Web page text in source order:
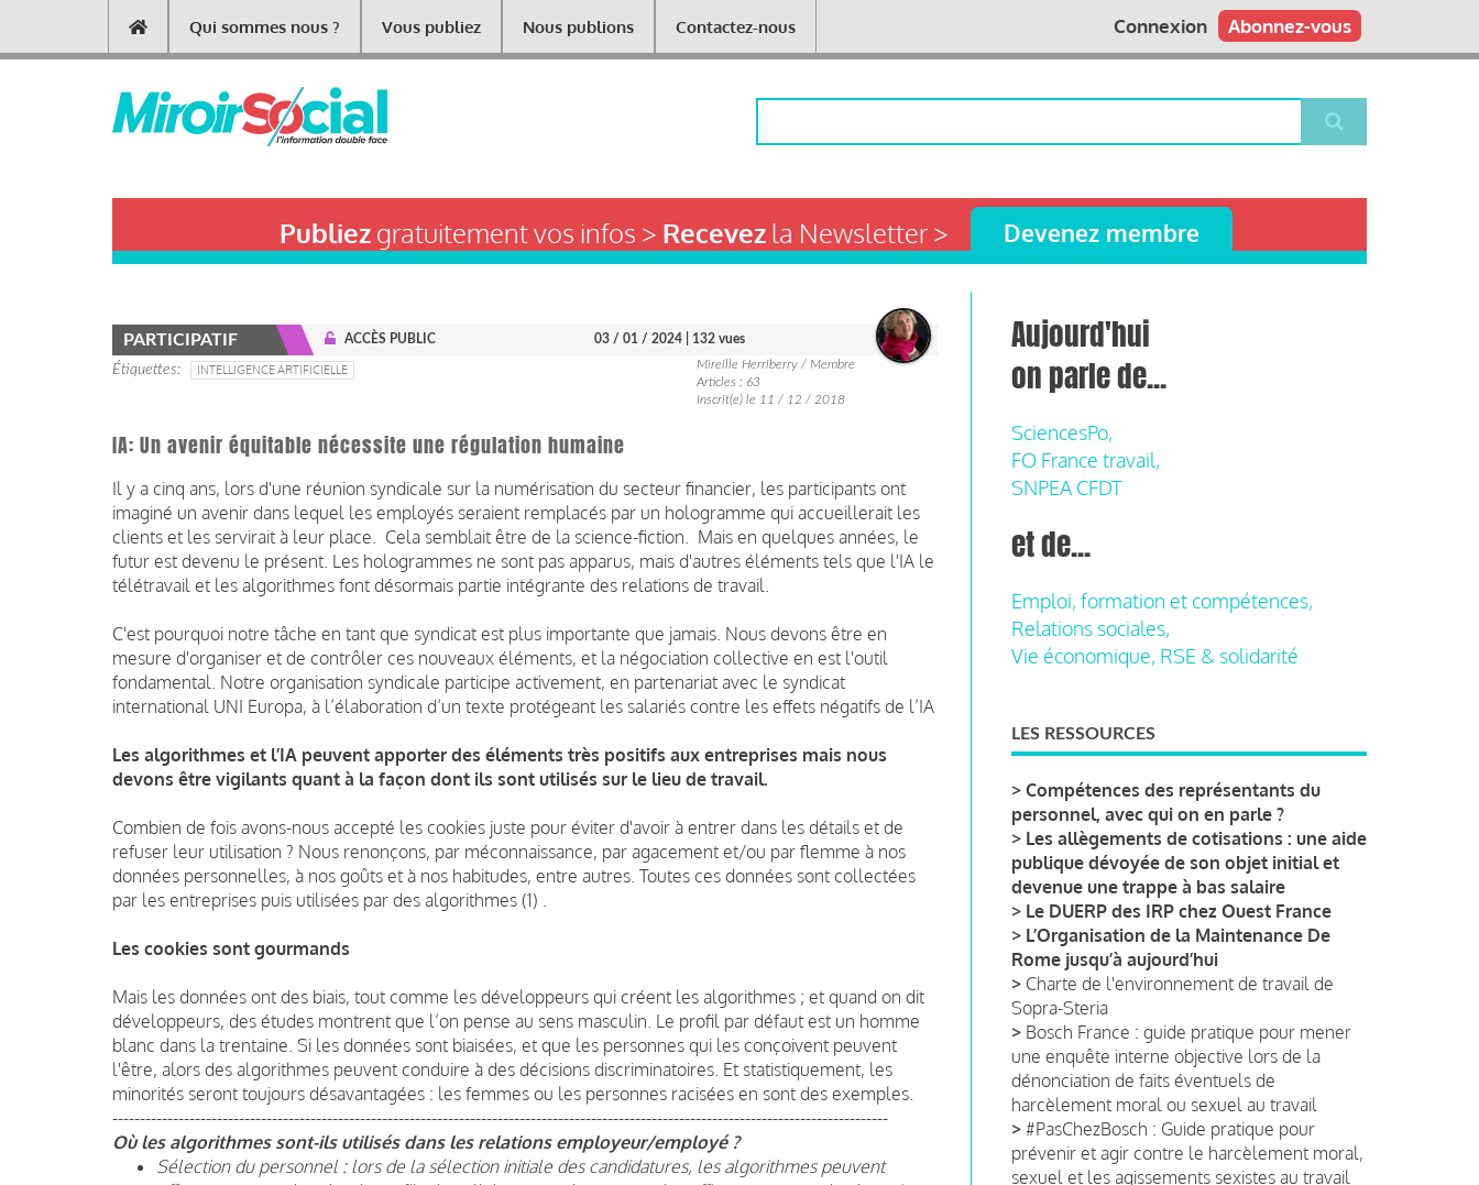
contenu
Main
navigation
Qui sommes nous ? Vous publiez Nous publions Contactez-nous Abonnez-vous
Connexion
Publiezgratuitement vos infos > Recevezla Newsletter > Devenez membre
PARTICIPATIF ACCÈS PUBLIC 03 / 01 / 2024 | 132 vues
Étiquettes INTELLIGENCE ARTIFICIELLE
Mireille Herriberry / Membre
Articles : 63
Inscrit(e) le 11 / 12 / 2018
IA: Un avenir équitable nécessite une régulation humaine
Il y a cinq ans, lors d'une réunion syndicale sur la numérisation du secteur financier, les participants ont
imaginé un avenir dans lequel les employés seraient remplacés par un hologramme qui accueillerait les
clients et les servirait à leur place. Cela semblait être de la science-fiction. Mais en quelques années, le
futur est devenu le présent. Les hologrammes ne sont pas apparus, mais d'autres éléments tels que l'IA le
télétravail et les algorithmes font désormais partie intégrante des relations de travail.
C'est pourquoi notre tâche en tant que syndicat est plus importante que jamais. Nous devons être en
mesure d'organiser et de contrôler ces nouveaux éléments, et la négociation collective en est l'outil
fondamental. Notre organisation syndicale participe activement, en partenariat avec le syndicat
international UNI Europa, à l’élaboration d’un texte protégeant les salariés contre les effets négatifs de l’IA
Les algorithmes et l’IA peuvent apporter des éléments très positifs aux entreprises mais nous
devons être vigilants quant à la façon dont ils sont utilisés sur le lieu de travail.
Combien de fois avons-nous accepté les cookies juste pour éviter d'avoir à entrer dans les détails et de
refuser leur utilisation ? Nous renonçons, par méconnaissance, par agacement et/ou par flemme à nos
données personnelles, à nos goûts et à nos habitudes, entre autres. Toutes ces données sont collectées
par les entreprises puis utilisées par des algorithmes (1) .
Les cookies sont gourmands
Mais les données ont des biais, tout comme les développeurs qui créent les algorithmes ; et quand on dit
développeurs, des études montrent que l’on pense au sens masculin. Le profil par défaut est un homme
blanc dans la trentaine. Si les données sont biaisées, et que les personnes qui les conçoivent peuvent
l'être, alors des algorithmes peuvent conduire à des décisions discriminatoires. Et statistiquement, les
minorités seront toujours désavantagées : les femmes ou les personnes racisées en sont des exemples.
---------------------------------------------------------------------------------------------------------------------------------------------
Où les algorithmes sont-ils utilisés dans les relations employeur/employé ?
Sélection du personnel : lors de la sélection initiale des candidatures, les algorithmes peuvent
Aujourd'hui
on parle de...
SciencesPo,
FO France travail,
SNPEA CFDT
et de...
Emploi, formation et compétences,
Relations sociales,
Vie économique, RSE & solidarité
LES RESSOURCES
> Compétences des représentants du
personnel, avec qui on en parle ?
> Les allègements de cotisations : une aide
publique dévoyée de son objet initial et
devenue une trappe à bas salaire
> Le DUERP des IRP chez Ouest France
> L’Organisation de la Maintenance De
Rome jusqu’à aujourd’hui
> Charte de l'environnement de travail de
Sopra-Steria
> Bosch France : guide pratique pour mener
une enquête interne objective lors de la
dénonciation de faits éventuels de
harcèlement moral ou sexuel au travail
> #PasChezBosch : Guide pratique pour
prévenir et agir contre le harcèlement moral,
sexuel et les agissements sexistes au travail